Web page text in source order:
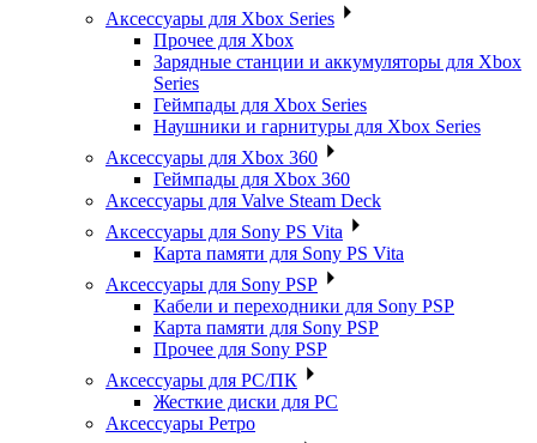
Аксессуары для Xbox Series
Прочее для Xbox
Зарядные станции и аккумуляторы для Xbox
Series
Геймпады для Xbox Series
Наушники и гарнитуры для Xbox Series
Аксессуары для Xbox 360
Геймпады для Xbox 360
Аксессуары для Valve Steam Deck
Аксессуары для Sony PS Vita
Карта памяти для Sony PS Vita
Аксессуары для Sony PSP
Кабели и переходники для Sony PSP
Карта памяти для Sony PSP
Прочее для Sony PSP
Аксессуары для PC/ПК
Жесткие диски для PC
Аксессуары Ретро